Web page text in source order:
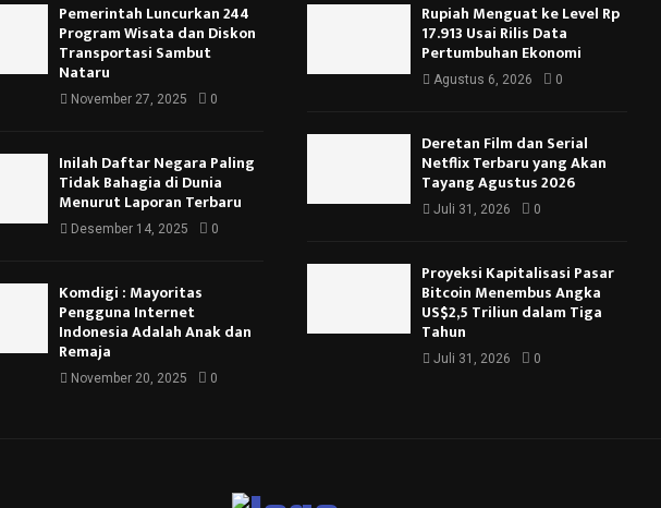
Pemerintah Luncurkan 244
Program Wisata dan Diskon
Transportasi Sambut
Nataru
November 27, 2025 0
Inilah Daftar Negara Paling
Tidak Bahagia di Dunia
Menurut Laporan Terbaru
Desember 14, 2025 0
Komdigi : Mayoritas
Pengguna Internet
Indonesia Adalah Anak dan
Remaja
November 20, 2025 0
Rupiah Menguat ke Level Rp
17.913 Usai Rilis Data
Pertumbuhan Ekonomi
Agustus 6, 2026 0
Deretan Film dan Serial
Netflix Terbaru yang Akan
Tayang Agustus 2026
Juli 31, 2026 0
Proyeksi Kapitalisasi Pasar
Bitcoin Menembus Angka
US$2,5 Triliun dalam Tiga
Tahun
Juli 31, 2026 0